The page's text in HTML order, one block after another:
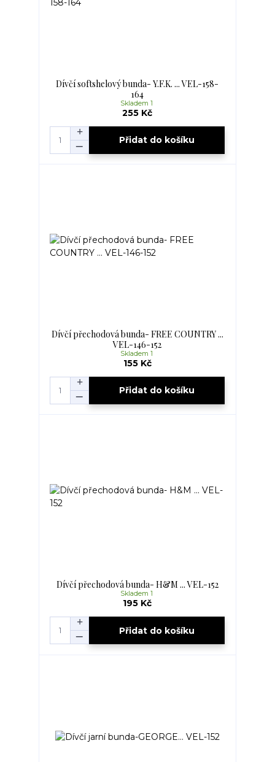
Dívčí softshelový bunda- Y.F.K. ... VEL-158-
164
255 Kč
Skladem 1
Přidat do košíku
Dívčí přechodová bunda- FREE COUNTRY ...
VEL-146-152
155 Kč
Skladem 1
Přidat do košíku
Dívčí přechodová bunda- H&M ... VEL-152
195 Kč
Skladem 1
Přidat do košíku